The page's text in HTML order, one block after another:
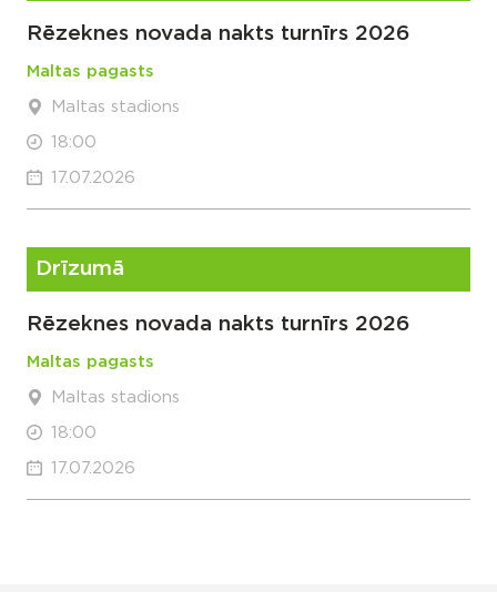
Rēzeknes novada nakts turnīrs 2026
Maltas pagasts
Maltas stadions
18:00
17.07.2026
Drīzumā
Rēzeknes novada nakts turnīrs 2026
Maltas pagasts
Maltas stadions
18:00
17.07.2026